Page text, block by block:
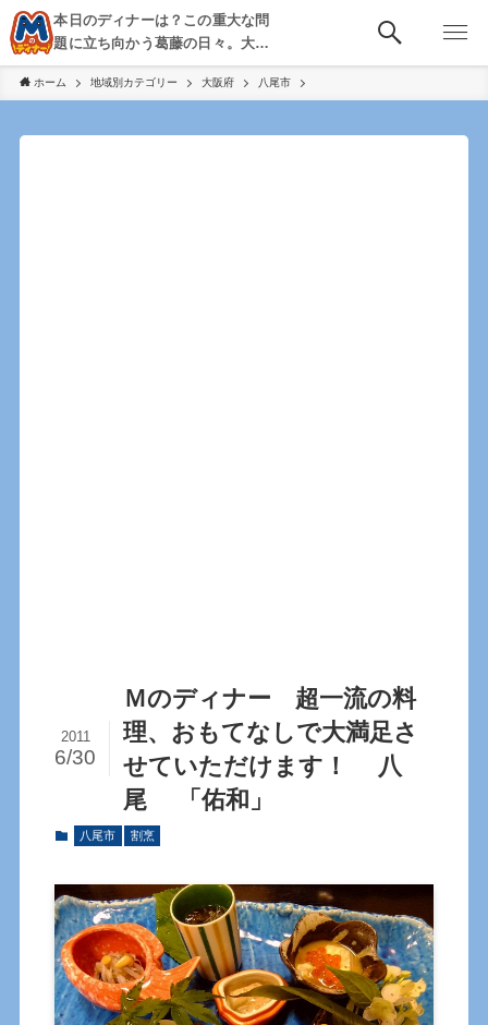
本日のディナーは？この重大な問
題に立ち向かう葛藤の日々。大
阪・京都・神戸を中心とした食べ
歩き、飲み歩きを綴る。
ホーム 地域別カテゴリー 大阪府 八尾市
Ｍのディナー 超一流の料
理、おもてなしで大満足さ
せていただけます！ 八
尾 「佑和」
2011
6/30
八尾市 割烹